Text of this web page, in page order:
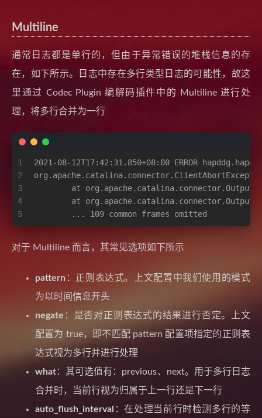
Multiline
通常日志都是单行的，但由于异常错误的堆栈信息的存
在，如下所示。日志中存在多行类型日志的可能性，故这
里通过 Codec Plugin 编解码插件中的 Multiline 进行处
理，将多行合并为一行
1
2
3
4
5
2021-08-12T17:42:31.850+08:00 ERROR
at
at
	... 109 common frames omitted
对于 Multiline 而言，其常见选项如下所示
pattern ：正则表达式。上文配置中我们使用的模式
为以时间信息开头
negate ：是否对正则表达式的结果进行否定。上文
配置为 true，即不匹配 pattern 配置项指定的正则表
达式视为多行并进行处理
what：其可选值有：previous、next。用于多行日志
合并时，当前行视为归属于上一行还是下一行
auto_flush_interval ：在处理当前行时检测多行的等